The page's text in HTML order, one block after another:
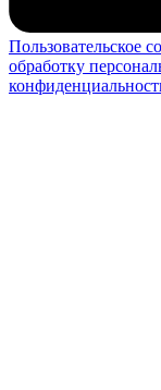
Пользовательское
обработку